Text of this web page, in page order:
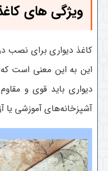
ویژگی های
کاغذ دیواری برای نصب
این به این معنی است که
دیواری باید قوی و
آشپزخانه‌های آموزشی یا